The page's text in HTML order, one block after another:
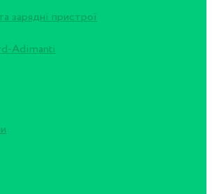
зарядні пристрої
Adimanti